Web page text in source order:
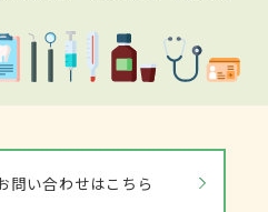
問い合わせはこちら